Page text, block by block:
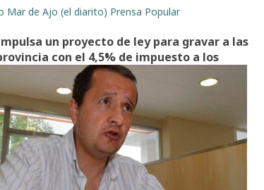
Mar de Ajo (el diarito) Prensa Popular
un proyecto de ley para gravar a las
con el 4,5% de impuesto a los